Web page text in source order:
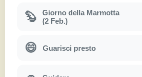
🦫
Giorno della Marmotta
(2 Feb.)
😄 Guarisci presto